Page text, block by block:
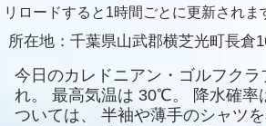
リロードすると1時間ごとに更新されま
所在地： 千葉県山武郡横芝光町長倉
今日のカレドニアン・ゴルフクラ
れ。
最高気温は 30℃。 降水確率
ついては、
半袖や薄手のシャツ